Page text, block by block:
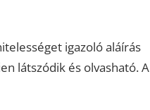
igazoló aláírás
látszódik és olvasható. A